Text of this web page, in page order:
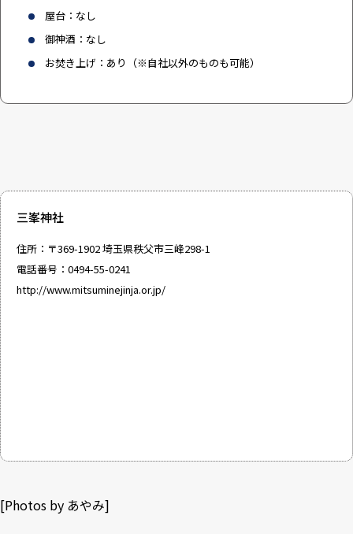
屋台：なし
御神酒：なし
お焚き上げ：あり（※自社以外のものも可能）
三峯神社
住所：〒369-1902 埼玉県秩父市三峰298-1
電話番号：0494-55-0241
http://www.mitsuminejinja.or.jp/
[Photos by あやみ]